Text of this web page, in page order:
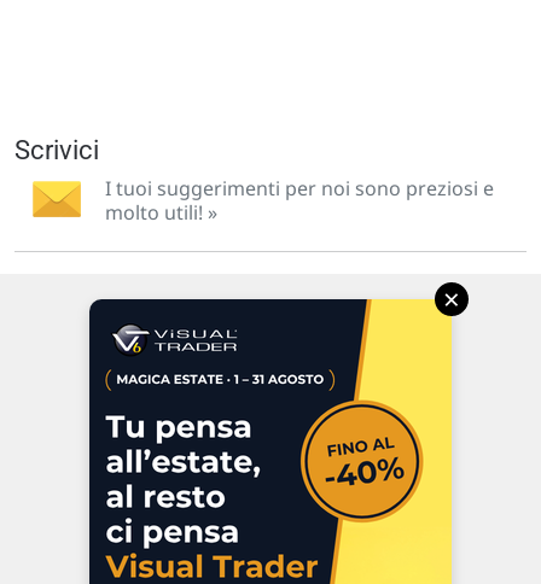
Scrivici
I tuoi suggerimenti per noi sono preziosi e
molto utili! »
47923 Rimini
P.IVA 02 452 460 401
Chi siamo
Commenti e segnalazioni
Contattaci
×